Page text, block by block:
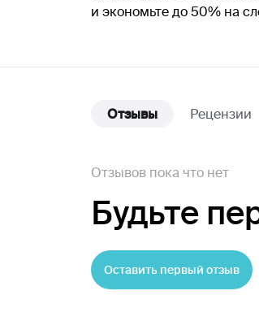
и экономьте до 50% на
Отзывы Рецензии
Отзывов пока что нет
Будьте
Оставить первый отзыв